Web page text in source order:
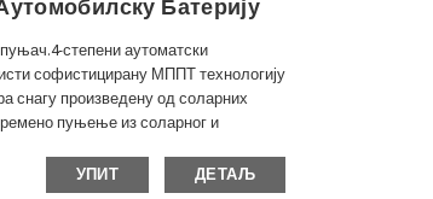
Батерију
степени аутоматски
софистицирану МППТ технологију
снагу произведену од соларних
пуњење из соларног и
УПИТ ДЕТАЉ